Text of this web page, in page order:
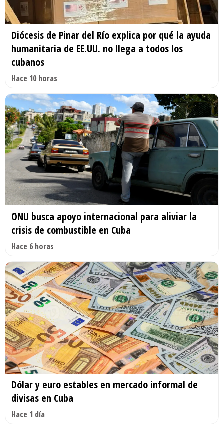
Diócesis de Pinar del Río explica por qué la ayuda
humanitaria de EE.UU. no llega a todos los
cubanos
Hace 10 horas
ONU busca apoyo internacional para aliviar la
crisis de combustible en Cuba
Hace 6 horas
Dólar y euro estables en mercado informal de
divisas en Cuba
Hace 1 día